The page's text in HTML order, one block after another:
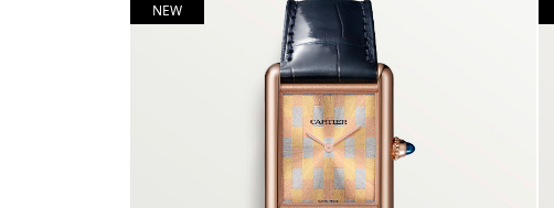
NEW